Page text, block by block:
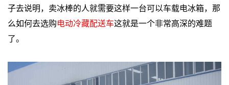
子去说明，卖冰棒的人就需要这样一台可以车载电冰箱，那
么如何去选购电动冷藏配送车这就是一个非常高深的难题
了。